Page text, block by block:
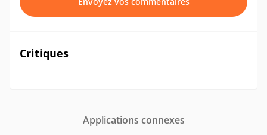
Critiques
Applications connexes